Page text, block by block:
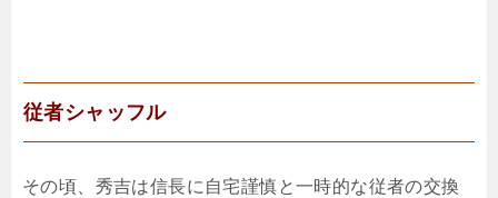
従者シャッフル
その頃、秀吉は信長に自宅謹慎と一時的な従者の交換